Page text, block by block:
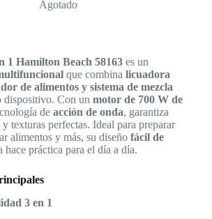
Agotado
1 Hamilton Beach 58163es un
que combina licuadora
de alimentos y sistema de mezcla
dispositivo. Con un motor de 700 W de
de acción de onda, garantiza
texturas perfectas. Ideal para preparar
alimentos y más, su diseño fácil de
hace práctica para el día a día.
3 en 1